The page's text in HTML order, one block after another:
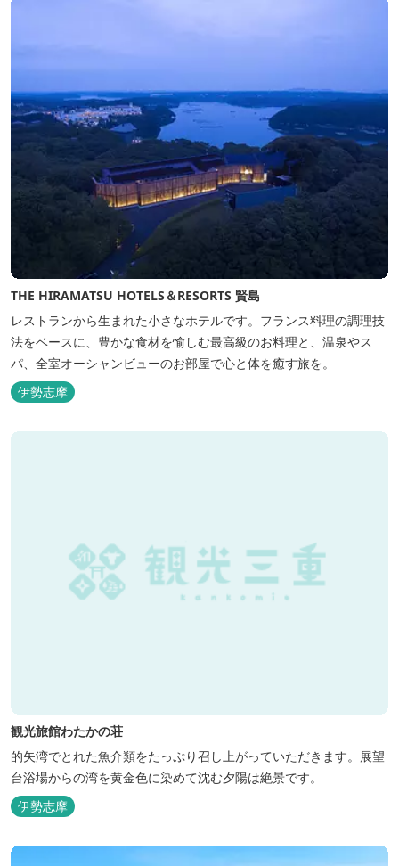
THE HIRAMATSU HOTELS＆RESORTS 賢島
レストランから生まれた小さなホテルです。フランス料理の調理技
法をベースに、豊かな食材を愉しむ最高級のお料理と、温泉やス
パ、全室オーシャンビューのお部屋で心と体を癒す旅を。
伊勢志摩
観光旅館わたかの荘
的矢湾でとれた魚介類をたっぷり召し上がっていただきます。展望
台浴場からの湾を黄金色に染めて沈む夕陽は絶景です。
伊勢志摩